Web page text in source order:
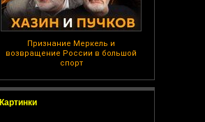
Признание Меркель и
возвращение России в большой
спорт
Картинки